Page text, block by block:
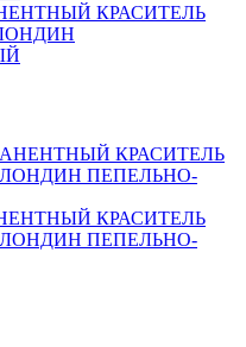
КРАСИТЕЛЬ
КРАСИТЕЛЬ
ПЕПЕЛЬНО-